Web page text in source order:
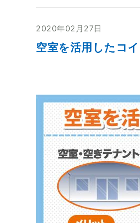
2020年02月27日
空室を活用したコ